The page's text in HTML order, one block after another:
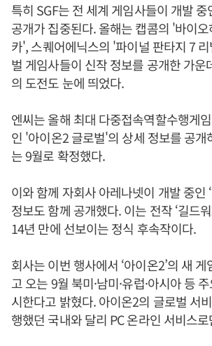
특히 SGF는 전 세계 게임사들이 개발
공개가 집중된다. 올해는 캡콤의 '바이
카', 스퀘어에닉스의 '파이널 판타지 7
벌 게임사들이 신작 정보를 공개한 가운
의 도전도 눈에 띄었다.
엔씨는 올해 최대 다중접속역할수행게
인 '아이온2 글로벌'의 상세 정보를 공개
는 9월로 확정했다.
이와 함께 자회사 아레나넷이 개발 중인
정보도 함께 공개했다. 이는 전작 ‘길드
14년 만에 선보이는 정식 후속작이다.
회사는 이번 행사에서 ‘아이온2’의 새
고 오는 9월 북미·남미·유럽·아시아 등
시한다고 밝혔다. 아이온2의 글로벌 서
행했던 국내와 달리 PC 온라인 서비스